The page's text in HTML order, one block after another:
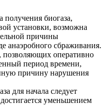
получения биогаза,
установки, возможна
причины
анаэробного сбраживания.
позволяющих оперативно
период времени,
причину нарушения
для начала следует
уменьшением